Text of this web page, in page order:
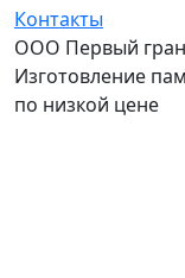
Контакты
ООО Первый
Изготовление
по низкой цене